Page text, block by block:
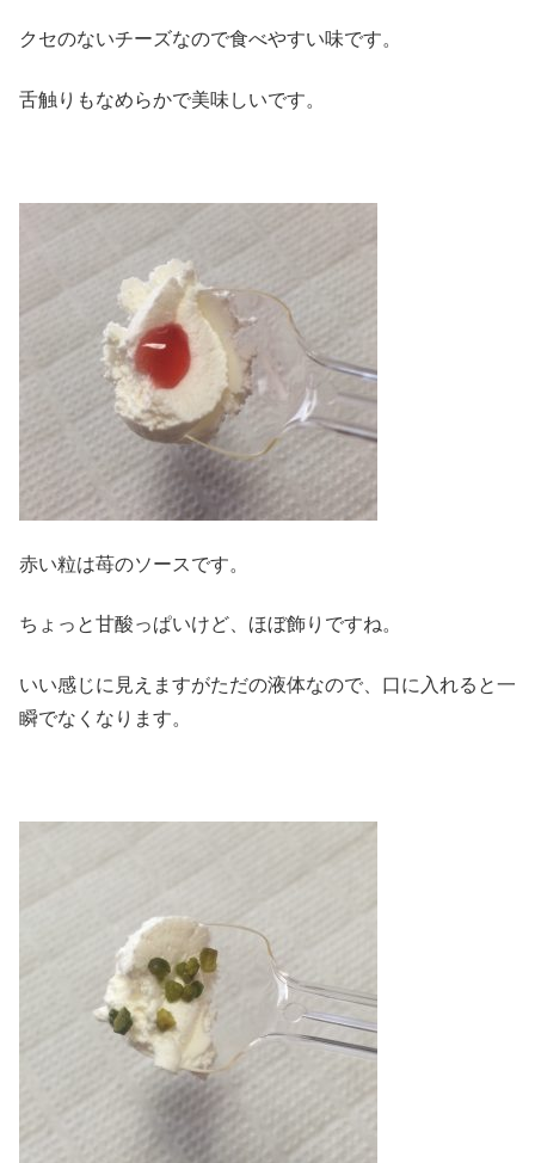
クセのないチーズなので食べやすい味です。
舌触りもなめらかで美味しいです。
赤い粒は苺のソースです。
ちょっと甘酸っぱいけど、ほぼ飾りですね。
いい感じに見えますがただの液体なので、口に入れると一
瞬でなくなります。